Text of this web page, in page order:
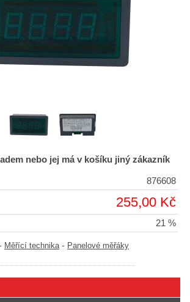
nebo jej má v košíku jiný zákazník
876608
255,00 Kč
21 %
Měřící technika- Panelové měřáky